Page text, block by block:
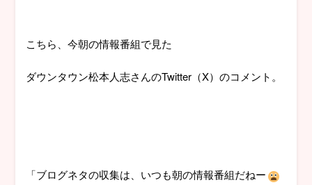
こちら、今朝の情報番組で見た
ダウンタウン松本人志さんのTwitter（X）のコメント。
「ブログネタの収集は、いつも朝の情報番組だねー